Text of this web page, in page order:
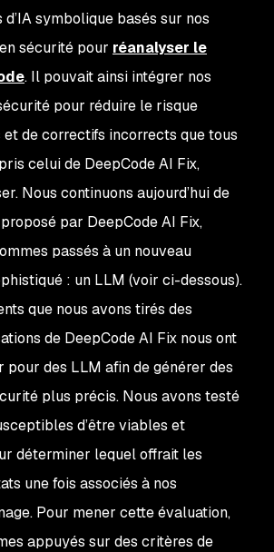
symbolique basés sur nos
sécurité pour réanalyser le
. Il pouvait ainsi intégrer nos
pour réduire le risque
et de correctifs incorrects que tous
celui de DeepCode AI Fix,
Nous continuons aujourd’hui de
par DeepCode AI Fix,
passés à un nouveau
: un LLM (voir ci-dessous).
que nous avons tirés des
de DeepCode AI Fix nous ont
pour des LLM afin de générer des
plus précis. Nous avons testé
d’être viables et
déterminer lequel offrait les
une fois associés à nos
Pour mener cette évaluation,
appuyés sur des critères de